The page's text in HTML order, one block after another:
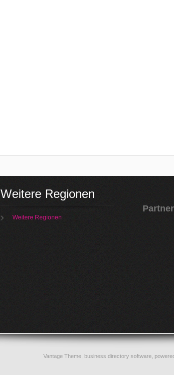
Weitere Regionen
Weitere Regionen
Vantage Theme, business directory software,